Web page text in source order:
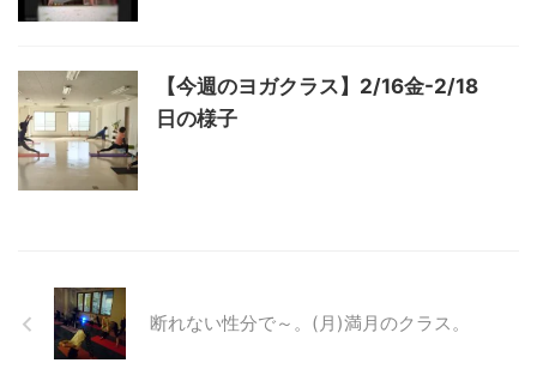
【今週のヨガクラス】2/16金-2/18
日の様子
断れない性分で～。(月)満月のクラス。